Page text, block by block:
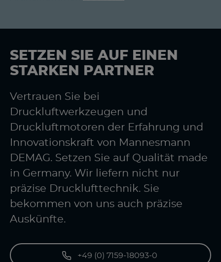
SETZEN SIE AUF EINEN
STARKEN PARTNER
Vertrauen Sie bei
Druckluftwerkzeugen und
Druckluftmotoren der Erfahrung und
Innovationskraft von Mannesmann
DEMAG. Setzen Sie auf Qualität made
in Germany. Wir liefern nicht nur
präzise Drucklufttechnik. Sie
bekommen von uns auch präzise
Auskünfte.
+49 (0) 7159-18093-0